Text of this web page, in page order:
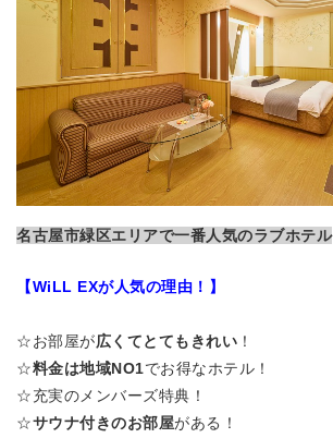
名古屋市緑区エリアで一番人気のラブホテル
【WiLL EXが人気の理由！】
☆お部屋が広くてとてもきれい ！
☆料金は地域NO1でお得なホテル！
☆充実のメンバーズ特典！
☆サウナ付きのお部屋がある！